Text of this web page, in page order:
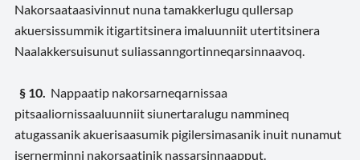
Nakorsaataasivinnut nuna tamakkerlugu qullersap
akuersissummik itigartitsinera imaluunniit utertitsinera
Naalakkersuisunut suliassanngortinneqarsinnaavoq.
§ 10. Nappaatip nakorsarneqarnissaa
pitsaaliornissaaluunniit siunertaralugu nammineq
atugassanik akuerisaasumik pigilersimasanik inuit nunamut
isernerminni nakorsaatinik nassarsinnaapput.